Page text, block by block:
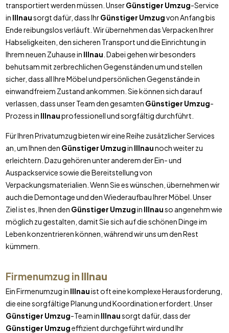
transportiert werden müssen. UnserGünstiger Umzug-Service
in Illnausorgt dafür, dass IhrGünstiger Umzugvon Anfang bis
Ende reibungslos verläuft. Wir übernehmen das Verpacken Ihrer
Habseligkeiten, den sicheren Transport und die Einrichtung in
Ihrem neuen Zuhause in Illnau . Dabei gehen wir besonders
behutsam mit zerbrechlichen Gegenständen um und stellen
sicher, dass all Ihre Möbel und persönlichen Gegenstände in
einwandfreiem Zustand ankommen. Sie können sich darauf
verlassen, dass unser Team den gesamten Günstiger Umzug-
Prozess in Illnauprofessionell und sorgfältig durchführt.
Für Ihren Privatumzug bieten wir eine Reihe zusätzlicher Services
an, um Ihnen den Günstiger Umzugin Illnaunoch weiter zu
erleichtern. Dazu gehören unter anderem der Ein- und
Auspackservice sowie die Bereitstellung von
Verpackungsmaterialien. Wenn Sie es wünschen, übernehmen wir
auch die Demontage und den Wiederaufbau Ihrer Möbel. Unser
Ziel ist es, Ihnen den Günstiger Umzugin Illnauso angenehm wie
möglich zu gestalten, damit Sie sich auf die schönen Dinge im
Leben konzentrieren können, während wir uns um den Rest
kümmern.
Firmenumzug in Illnau
Ein Firmenumzug in Illnauist oft eine komplexe Herausforderung,
die eine sorgfältige Planung und Koordination erfordert. Unser
Günstiger Umzug-Team in Illnausorgt dafür, dass der
Günstiger Umzugeffizient durchgeführt wird und Ihr